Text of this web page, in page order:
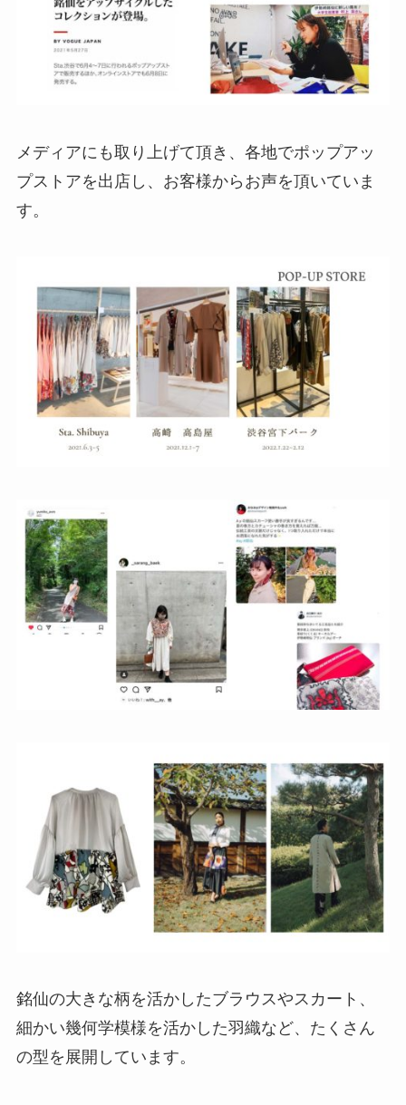
メディアにも取り上げて頂き、各地でポップアッ
プストアを出店し、お客様からお声を頂いていま
す。
銘仙の大きな柄を活かしたブラウスやスカート、
細かい幾何学模様を活かした羽織など、たくさん
の型を展開しています。